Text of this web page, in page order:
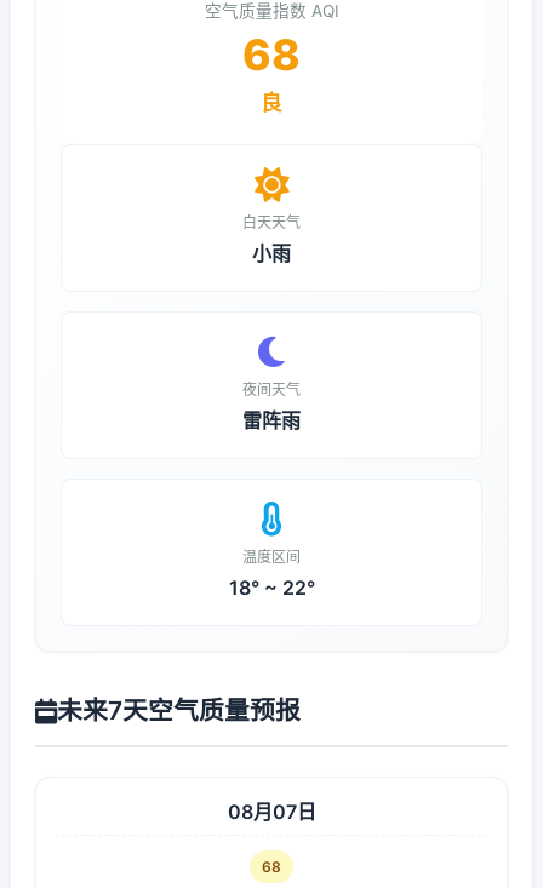
空气质量指数 AQI
68
良
白天天气
小雨
夜间天气
雷阵雨
温度区间
18° ~ 22°
未来7天空气质量预报
08月07日
68